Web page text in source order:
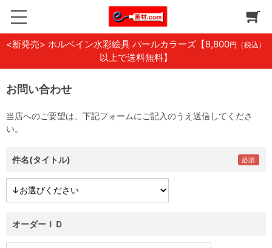
<新発売> ホルベイン水彩絵具 パールカラーズ 【8,800円（税込）
以上で送料無料】
お問い合わせ
当店へのご要望は、下記フォームにご記入のうえ送信してくださ
い。
件名(タイトル)
オーダーＩＤ